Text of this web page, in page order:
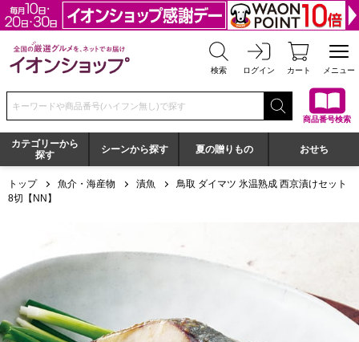
全国の厳選グルメを、ネットでお届け イオンショップ
検索 ログイン カート メニュー
検索キーワードまたは商品番号を入力してください
商品番号検索
カテゴリーから
探す
シーンから探す 夏の贈りもの おせち
トップ 魚介・海産物 漬魚
鳥取 ダイマツ 氷温熟成 西京漬けセット
8切【NN】